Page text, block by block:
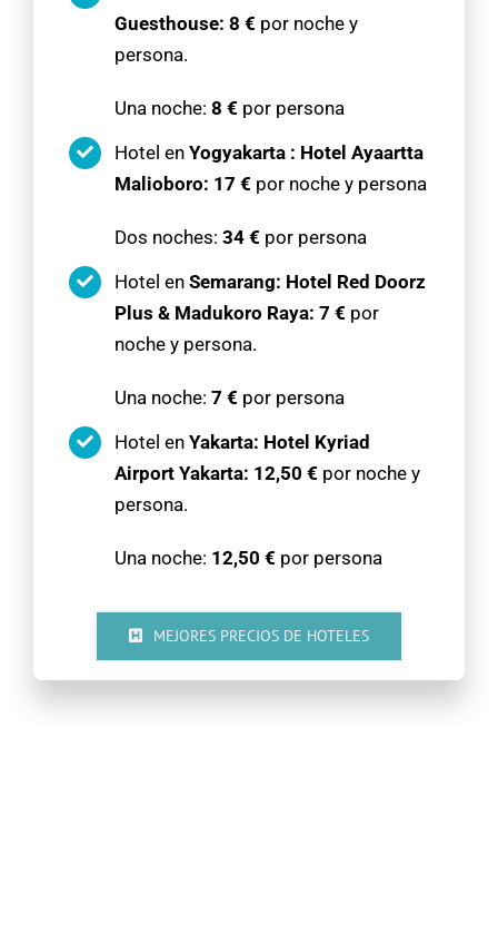
Guesthouse: 8 € por noche y
persona.
Una noche: 8 € por persona
Hotel en Yogyakarta : Hotel Ayaartta
Malioboro: 17 € por noche y persona
Dos noches: 34 € por persona
Hotel enSemarang: Hotel Red Doorz
Plus & Madukoro Raya: 7 € por
noche y persona.
Una noche: 7 € por persona
Hotel enYakarta: Hotel Kyriad
Airport Yakarta: 12,50 € por noche y
persona.
Una noche: 12,50 € por persona
MEJORES PRECIOS DE HOTELES